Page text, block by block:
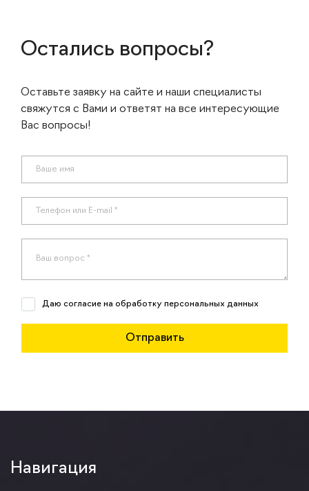
Остались вопросы?
Оставьте заявку на сайте и наши специалисты
свяжутся с Вами и ответят на все интересующие
Вас вопросы!
Даю согласие на обработку персональных данных
Навигация